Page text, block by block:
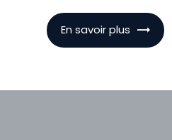
En savoir plus